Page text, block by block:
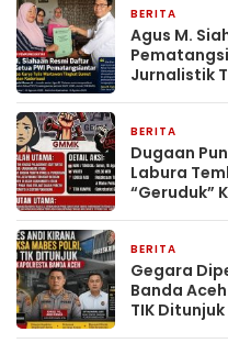
BERITA
Agus M.
Jurnalistik
BERITA
Dugaan
Labura
“Geruduk”
BERITA
Gegara
Banda
TIK